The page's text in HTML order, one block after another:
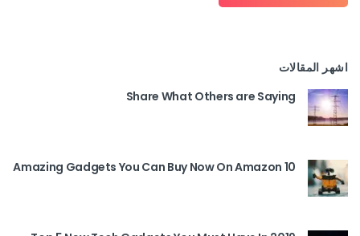
اشهر المقالات
Share What Others are Saying
10 Amazing Gadgets You Can Buy Now On Amazon